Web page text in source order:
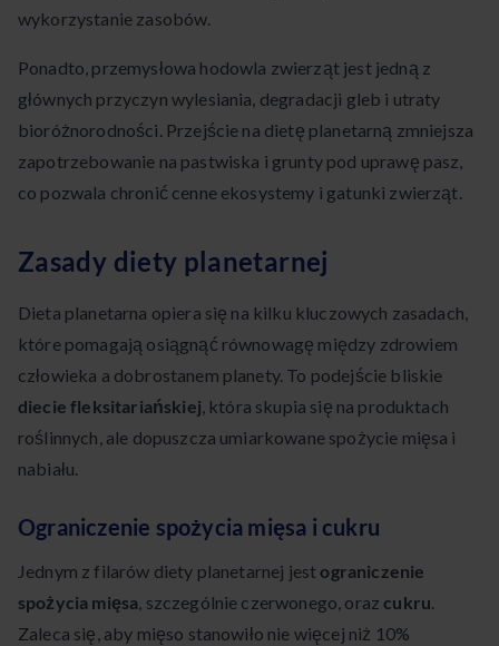
wykorzystanie zasobów.
Ponadto, przemysłowa hodowla zwierząt jest jedną z
głównych przyczyn wylesiania, degradacji gleb i utraty
bioróżnorodności. Przejście na dietę planetarną zmniejsza
zapotrzebowanie na pastwiska i grunty pod uprawę pasz,
co pozwala chronić cenne ekosystemy i gatunki zwierząt.
Zasady diety planetarnej
Dieta planetarna opiera się na kilku kluczowych zasadach,
które pomagają osiągnąć równowagę między zdrowiem
człowieka a dobrostanem planety. To podejście bliskie
diecie fleksitariańskiej, która skupia się na produktach
roślinnych, ale dopuszcza umiarkowane spożycie mięsa i
nabiału.
Ograniczenie spożycia mięsa i cukru
Jednym z filarów diety planetarnej jestograniczenie
spożycia mięsa, szczególnie czerwonego, oraz cukru.
Zaleca się, aby mięso stanowiło nie więcej niż 10%